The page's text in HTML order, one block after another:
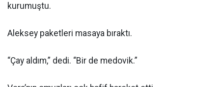
kurumuştu.
Aleksey paketleri masaya bıraktı.
“Çay aldım,” dedi. “Bir de medovik.”